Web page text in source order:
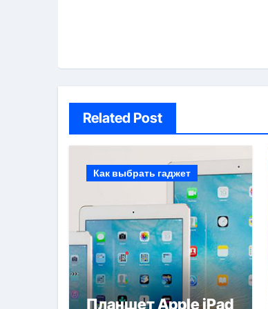
Related Post
Как выбрать гаджет
Планшет Apple iPad